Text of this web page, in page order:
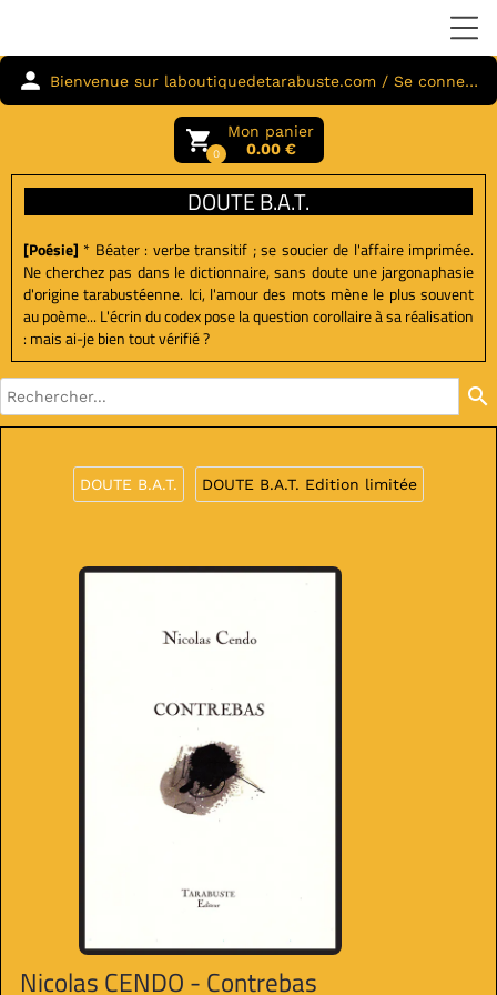
person Bienvenue sur laboutiquedetarabuste.com / Se connecter
local_grocery_store0
Mon panier
0.00 €
DOUTE B.A.T.
[Poésie] * Béater : verbe transitif ; se soucier de l'affaire imprimée.
Ne cherchez pas dans le dictionnaire, sans doute une jargonaphasie
d'origine tarabustéenne. Ici, l'amour des mots mène le plus souvent
au poème... L'écrin du codex pose la question corollaire à sa réalisation
: mais ai-je bien tout vérifié ?
search
DOUTE B.A.T. DOUTE B.A.T. Edition limitée
Nicolas CENDO - Contrebas